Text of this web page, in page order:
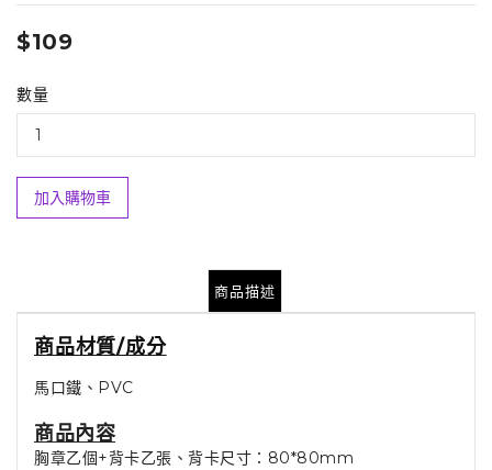
$109
數量
加入購物車
商品描述
商品材質/成分
馬口鐵、PVC
商品內容
胸章乙個+背卡乙張、背卡尺寸：80*80mm